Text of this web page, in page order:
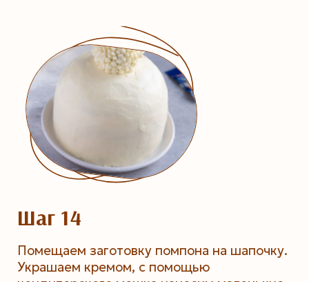
Шаг 14
Помещаем заготовку помпона на шапочку.
Украшаем кремом, с помощью